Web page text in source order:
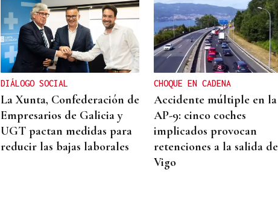
DIÁLOGO SOCIAL
La Xunta, Confederación de
Empresarios de Galicia y
UGT pactan medidas para
reducir las bajas laborales
CHOQUE EN CADENA
Accidente múltiple en la
AP-9: cinco coches
implicados provocan
retenciones a la salida de
Vigo